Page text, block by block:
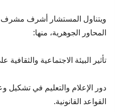
ويتناول المستشار أشرف مشرف
المحاور الجوهرية، منها:
تأثير البيئة الاجتماعية والثقافية
دور الإعلام والتعليم في تشكيل
القواعد القانونية.